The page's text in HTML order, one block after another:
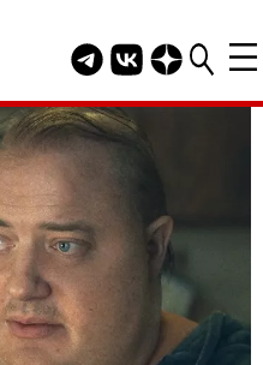
Telegram канал
Группа HELLO
Канал